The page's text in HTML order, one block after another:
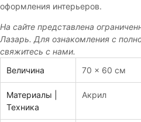
оформления интерьеров.
На сайте представлена
Лазарь. Для ознакомления с
свяжитесь с нами.
Величина
70 x 60 см
Материалы |
Техника
Акрил